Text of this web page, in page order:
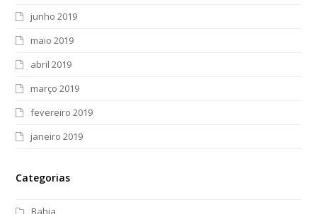
junho 2019
maio 2019
abril 2019
março 2019
fevereiro 2019
janeiro 2019
Categorias
Bahia